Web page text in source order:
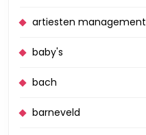
artiesten management
baby's
bach
barneveld